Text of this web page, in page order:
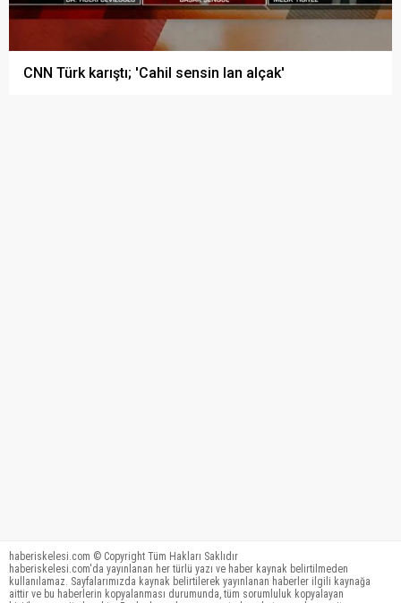
CNN Türk karıştı; 'Cahil sensin lan alçak'
haberiskelesi.com © Copyright Tüm Hakları Saklıdır
haberiskelesi.com'da yayınlanan her türlü yazı ve haber kaynak belirtilmeden
kullanılamaz. Sayfalarımızda kaynak belirtilerek yayınlanan haberler ilgili kaynağa
aittir ve bu haberlerin kopyalanması durumunda, tüm sorumluluk kopyalayan